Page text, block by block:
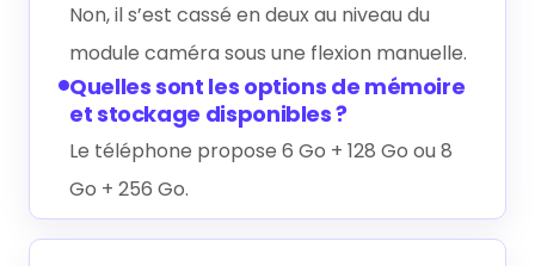
Non, il s’est cassé en deux au niveau du
module caméra sous une flexion manuelle.
Quelles sont les options de mémoire
et stockage disponibles ?
Le téléphone propose 6 Go + 128 Go ou 8
Go + 256 Go.